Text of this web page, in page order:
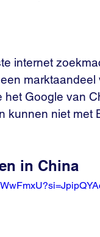
internet
het Google van
kunnen niet met
in China